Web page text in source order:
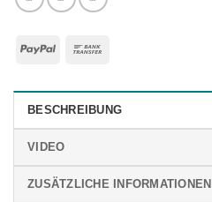
PayPal
BESCHREIBUNG
VIDEO
ZUSÄTZLICHE INFORMATIONEN